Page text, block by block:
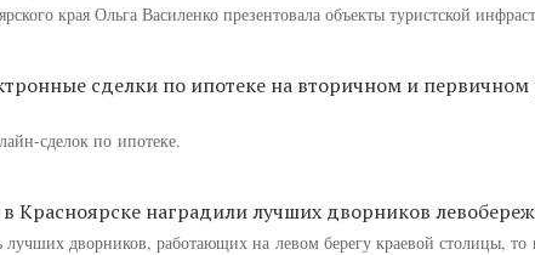
края Ольга Василенко презентовала объекты туристской
сделки по ипотеке на вторичном и
сделок по ипотеке.
Красноярске наградили лучших дворников
дворников, работающих на левом берегу краевой столицы, то